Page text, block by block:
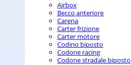
Airbox
Becco anteriore
Carena
Carter frizione
Carter motore
Codino biposto
Codone racing
Codone stradale biposto